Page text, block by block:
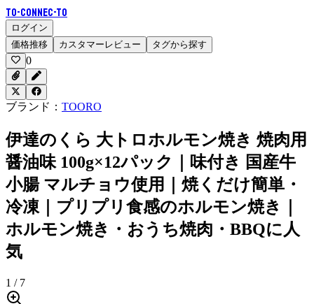
To-Connec-TO
ログイン
価格推移
カスタマーレビュー タグから探す
0
ブランド： TOORO
伊達のくら 大トロホルモン焼き 焼肉用
醤油味 100g×12パック｜味付き 国産牛
小腸 マルチョウ使用｜焼くだけ簡単・
冷凍｜プリプリ食感のホルモン焼き｜
ホルモン焼き・おうち焼肉・BBQに人
気
1 / 7